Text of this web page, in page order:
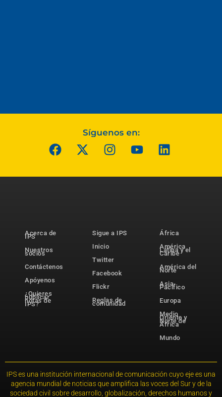
Síguenos en:
Acerca de
IPS
Nuestros
socios
Contáctenos
Apóyenos
¿Quieres
publicar
notas de
IPS?
Sigue a IPS
Inicio
Twitter
Facebook
Flickr
Reglas de
comunidad
África
América
Latina y el
Caribe
América del
Norte
Asia-
Pacífico
Europa
Medio
Oriente y
Norte de
África
Mundo
IPS es una institución internacional de comunicación cuyo eje es una
agencia mundial de noticias que amplifica las voces del Sur y de la
sociedad civil sobre desarrollo, globalización, derechos humanos y